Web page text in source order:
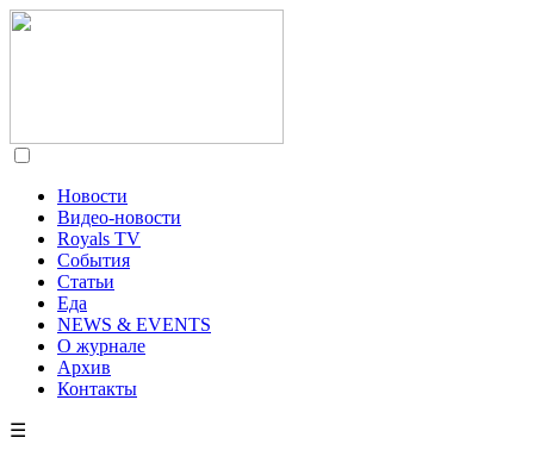
Новости
Видео-новости
Royals TV
События
Статьи
Еда
NEWS & EVENTS
О журнале
Архив
Контакты
☰